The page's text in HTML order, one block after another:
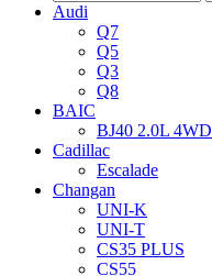
Audi
Q7
Q5
Q3
Q8
BAIC
BJ40 2.0L 4WD
Cadillac
Escalade
Changan
UNI-K
UNI-T
CS35 PLUS
CS55